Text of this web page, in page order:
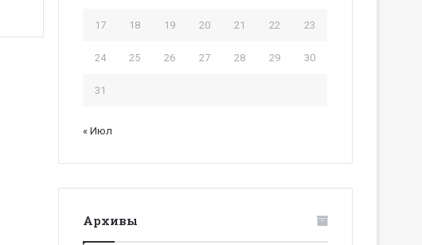
17 18 19 20 21 22 23
24 25 26 27 28 29 30
31
« Июл
Архивы